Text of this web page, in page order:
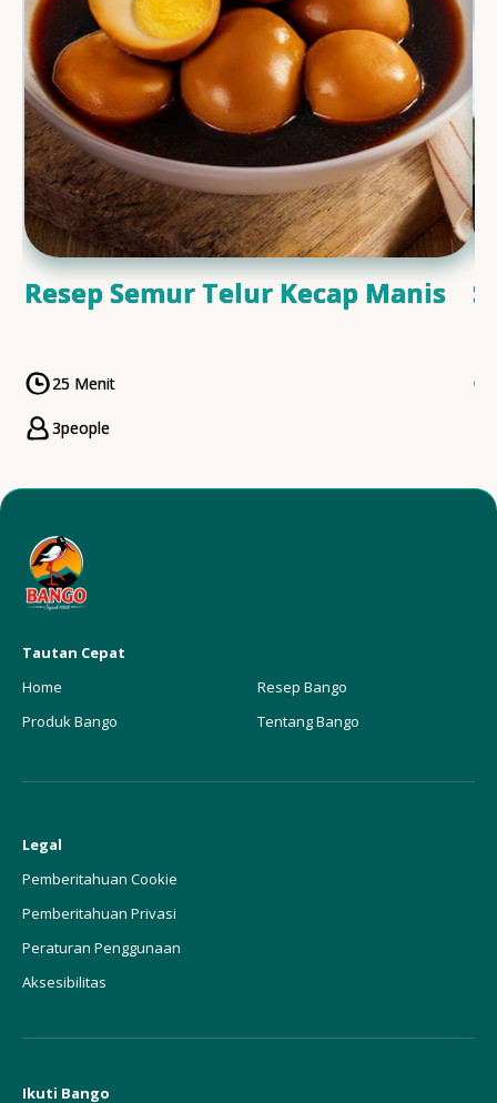
Resep Semur Telur Kecap Manis
CookingTime
25 Menit
Servings
3people
Tautan Cepat
Home
Produk Bango
Resep Bango
Tentang Bango
Legal
Pemberitahuan Cookie
Pemberitahuan Privasi
Peraturan Penggunaan
Aksesibilitas
Ikuti Bango